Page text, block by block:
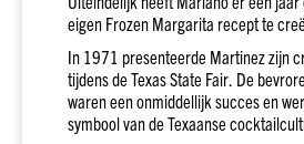
wit
Soepel
rood
Stevig
rood
eigen Frozen Margarita recept te
In 1971 presenteerde Martinez zijn
tijdens de Texas State Fair. De
waren een onmiddellijk succes en
symbool van de Texaanse